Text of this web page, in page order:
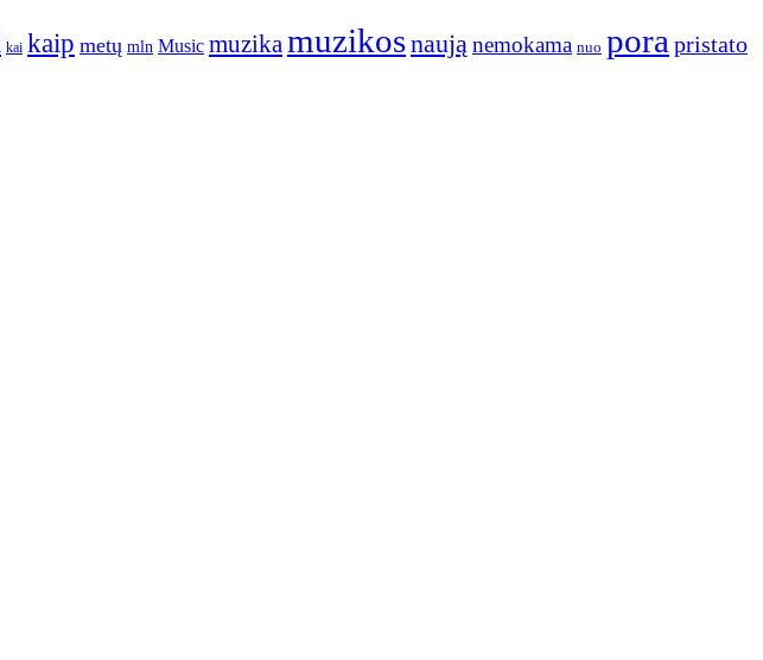
kai kaip metų mln Music muzikamuzikosnaująnemokama nuo pora pristato